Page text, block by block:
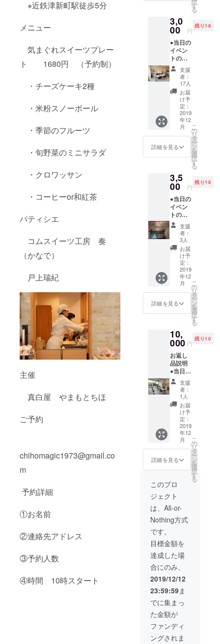
※近鉄津新町駅徒歩5分
メニュー
気まぐれスイーツプレー
ト 1680円 （予約制）
・チーズケーキ2種
・米粉スノーボール
・季節のフルーツ
・旬野菜のミニサラダ
・クロワッサン
・コーヒーor和紅茶
パティシエ
コムスイーツ工房 奏
（かなで）
戸上瑞紀
主催
真白屋 やまもとちほ
ご予約
chihomagic1973@gmail.co
m
予約詳細
①お名前
②連絡先アドレス
③予約人数
④時間 10時スタート
したい」と
現場での実
績づくりを
ベースに活
動。
まだ、子育
ての途中で
すが
すばらしい
仲間に囲ま
れ、次のス
がることを
決意！！
その１歩と
クラウド
ファンディ
ングに挑
す
る
3,0
00 円
残り18
●当日の
イベン
トの記
録（画
像）を
送りま
す ●ド
リンク
つきデ
ザート
プレー
部（１
５：０
０～１
７：０
オープ
ニング
イベン
トに参
加でき
ない方
は2回目
以降の
イベン
トでつ
かって
いただ
けま
す。
支援
者：
17人
お届
け予
定：
2019
年12
月
詳細を見る
こ
の
リ
タ
ー
ン
を
選
択
す
る
3,5
00 円
残り18
●当日の
イベン
トの記
録（画
像）を
送りま
す ●ド
リンク
つきデ
ザート
プレー
部（１
９：０
０～２
１：０
オープ
ニング
イベン
トに参
加でき
ない方
は2回目
以降の
イベン
トでつ
かって
いただ
けま
す。
支援
者：
3人
お届
け予
定：
2019
年12
月
詳細を見る
こ
の
リ
タ
ー
ン
を
選
択
す
る
10,
000 円
残り10
お返し
品説明
●当日の
イベン
トの記
録（画
像）を
送りま
す ●ド
リンク
つきデ
ザート
プレー
ト ※昼
の部も
しくは
夜の部
どちら
か選択
配送に
ついて
ご招待
します
ので、
当日受
付でチ
ケット
受け取
りくだ
さい。
●パティ
シエ登
録権
利 2日
目以降
支援
者：
1人
お届
け予
定：
2019
年12
月
詳細を見る
こ
の
リ
タ
ー
ン
を
選
択
す
る
このプロ
ジェクト
は、All-or-
Nothing方式
です。
目標金額を
達成した場
合にのみ、
2019/12/12
23:59:59ま
でに集まっ
た金額が
ファンディ
ングされま